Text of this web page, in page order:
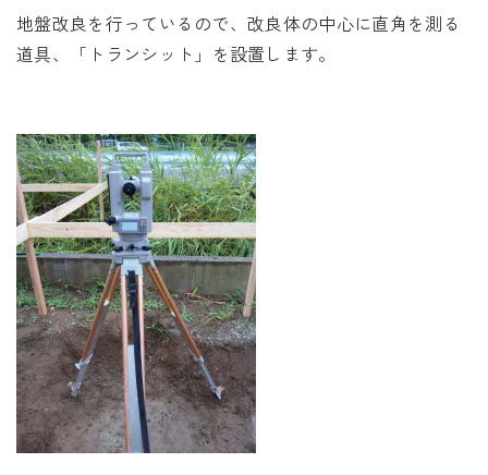
地盤改良を行っているので、改良体の中心に直角を測る
道具、「トランシット」を設置します。